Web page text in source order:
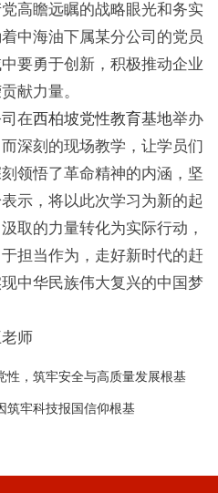
高瞻远瞩的战略眼光和务实
中海油下属某分公司的党员
要勇于创新，积极推动企业
献力量。
在西柏坡党性教育基地举办
深刻的现场教学，让学员们
领悟了革命精神的内涵，坚
示，将以此次学习为新的起
取的力量转化为实际行动，
担当作为，走好新时代的赶
中华民族伟大复兴的中国梦
师
性，筑牢安全与高质量发展根基
筑牢科技报国信仰根基